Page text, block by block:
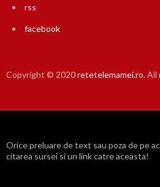
rss
facebook
Copyright © 2020retetelemamei.ro. All
Orice preluare de text sau poza de pe
citarea sursei si un link catre aceasta!